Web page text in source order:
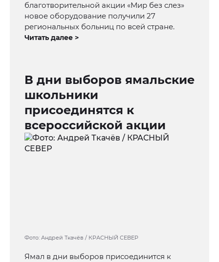
благотворительной акции «Мир без слез»
новое оборудование получили 27
региональных больниц по всей стране.
Читать далее >
В дни выборов ямальские
школьники
присоединятся к
всероссийской акции
Фото: Андрей Ткачёв / КРАСНЫЙ СЕВЕР
Ямал в дни выборов присоединится к